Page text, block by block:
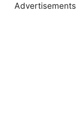
Advertisements